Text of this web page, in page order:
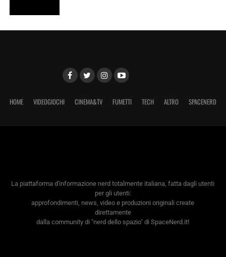
HOME VIDEOGIOCHI CINEMA&TV FUMETTI TECH ALTRO SPACENERD
La piattaforma d'informazione nerd totalmente italiana, fatta dagli utenti
per gli utenti:
approfondimenti, news, video e produzioni originali create
direttamente
dalla community di "nerd dello spazio" di SpaceNerd.it!